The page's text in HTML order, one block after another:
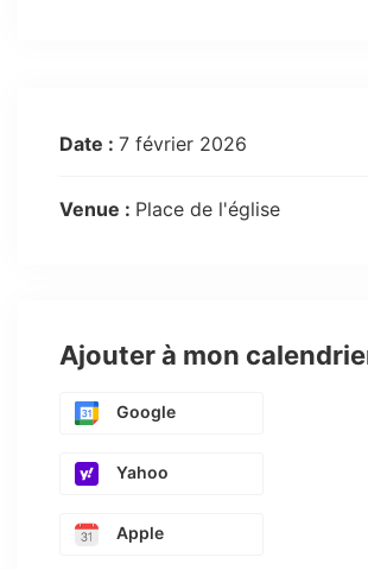
Date : 7 février 2026
Venue : Place de l'église
Ajouter à mon
Google
Yahoo
Apple